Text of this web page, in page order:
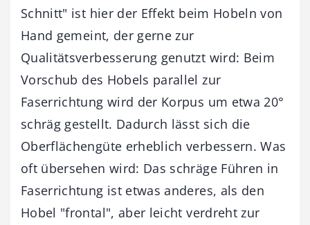
Schnitt" ist hier der Effekt beim Hobeln von
Hand gemeint, der gerne zur
Qualitätsverbesserung genutzt wird: Beim
Vorschub des Hobels parallel zur
Faserrichtung wird der Korpus um etwa 20°
schräg gestellt. Dadurch lässt sich die
Oberflächengüte erheblich verbessern. Was
oft übersehen wird: Das schräge Führen in
Faserrichtung ist etwas anderes, als den
Hobel "frontal", aber leicht verdreht zur